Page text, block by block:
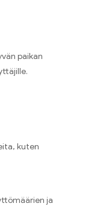
paikan
kuten
ja